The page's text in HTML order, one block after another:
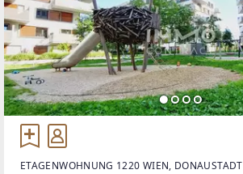
ETAGENWOHNUNG 1220 WIEN, DONAUSTADT